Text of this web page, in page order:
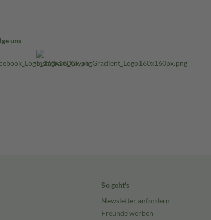
uns
So geht's
Newsletter anfordern
Freunde werben